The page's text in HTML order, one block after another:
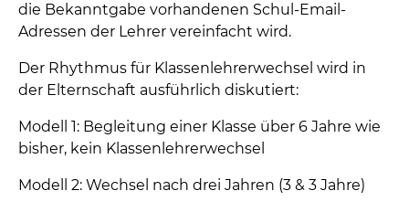
die Bekanntgabe vorhandenen Schul-Email-
Adressen der Lehrer vereinfacht wird.
Der Rhythmus für Klassenlehrerwechsel wird in
der Elternschaft ausführlich diskutiert:
Modell 1: Begleitung einer Klasse über 6 Jahre wie
bisher, kein Klassenlehrerwechsel
Modell 2: Wechsel nach drei Jahren (3 & 3 Jahre)